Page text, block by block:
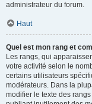
administrateur du forum.
Haut
Quel est mon rang et
Les rangs, qui
votre activité selon le
certains utilisateurs
modérateurs. Dans la
modifier le texte des